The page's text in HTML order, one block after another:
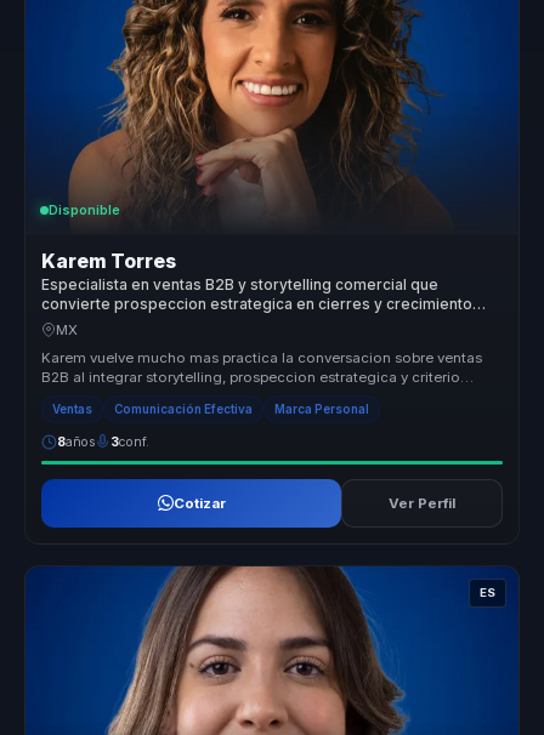
Disponible
Karem Torres
Especialista en ventas B2B y storytelling comercial que
convierte prospeccion estrategica en cierres y crecimiento
para equipos comerciales.
MX
Karem vuelve mucho mas practica la conversacion sobre ventas
B2B al integrar storytelling, prospeccion estrategica y criterio
comercial e...
Ventas Comunicación Efectiva Marca Personal
8años 3conf.
Cotizar Ver Perfil
ES